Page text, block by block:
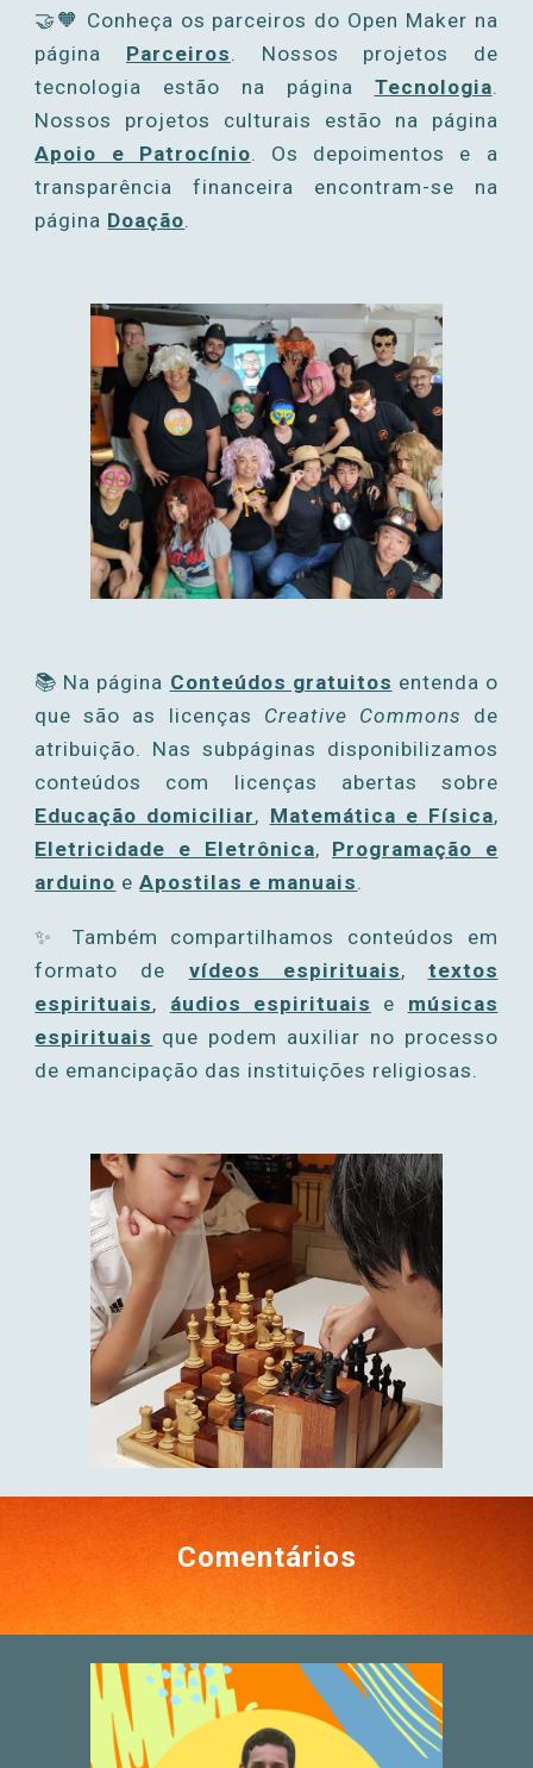
🤝🧡 Conheça os parceiros do Open Maker na
página Parceiros. Nossos projetos de
tecnologia estão na página Tecnologia.
Nossos projetos culturais estão na página
Apoio e Patrocínio. Os depoimentos e a
transparência financeira encontram-se na
página Doação.
📚 Na página Conteúdos gratuitos entenda o
que são as licenças Creative Commons de
atribuição. Nas subpáginas disponibilizamos
conteúdos com licenças abertas sobre
Educação domiciliar, Matemática e Física,
Eletricidade e Eletrônica, Programação e
arduino eApostilas e manuais.
✨ Também compartilhamos conteúdos em
formato de
vídeos espirituais, textos
espirituais, áudios espirituais e músicas
espirituais que podem auxiliar no processo
de emancipação das instituições religiosas.
Comentários